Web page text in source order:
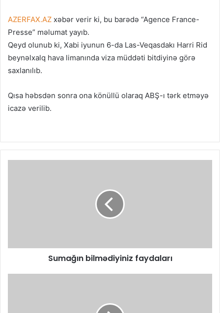
AZERFAX.AZ xəbər verir ki, bu barədə “Agence France-
Presse” məlumat yayıb.
Qeyd olunub ki, Xabi iyunun 6-da Las-Veqasdakı Harri Rid
beynəlxalq hava limanında viza müddəti bitdiyinə görə
saxlanılıb.
Qısa həbsdən sonra ona könüllü olaraq ABŞ-ı tərk etməyə
icazə verilib.
Sumağın bilmədiyiniz faydaları